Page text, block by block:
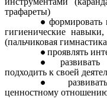
трафареты)
формировать
гигиенические
(пальчиковая
проявлять
подходить к своей
ценностному